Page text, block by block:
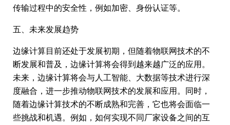
传输过程中的安全性，例如加密、身份认证等。
五、未来发展趋势
边缘计算目前还处于发展初期，但随着物联网技术的不
断发展和普及，边缘计算将会得到越来越广泛的应用。
未来，边缘计算将会与人工智能、大数据等技术进行深
度融合，进一步推动物联网技术的发展和应用。同时，
随着边缘计算技术的不断成熟和完善，它也将会面临一
些挑战和机遇。例如，如何实现不同厂家设备之间的互